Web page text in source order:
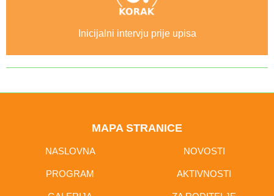
Inicijalni intervju prije upisa
MAPA STRANICE
NASLOVNA NOVOSTI
PROGRAM AKTIVNOSTI